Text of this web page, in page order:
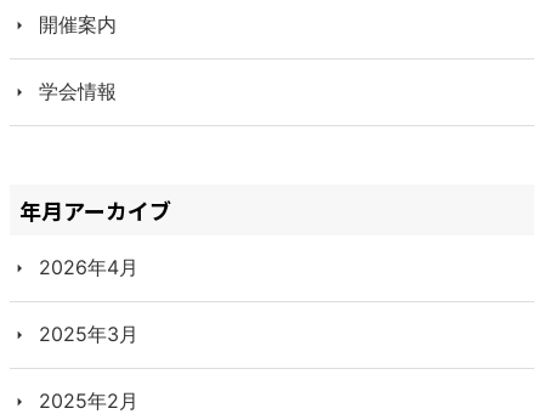
開催案内
学会情報
年月アーカイブ
2026年4月
2025年3月
2025年2月